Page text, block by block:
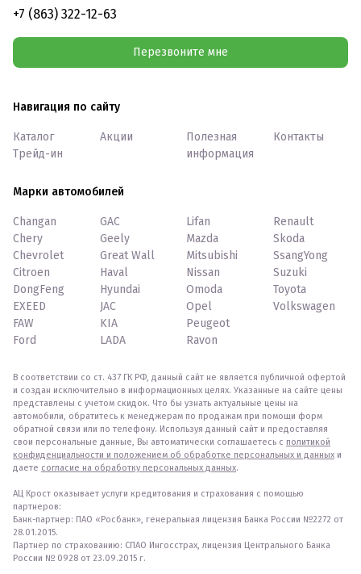
+7 (863) 322-12-63
Перезвоните мне
Навигация по сайту
Каталог
Трейд-ин
Акции
Полезная
информация
Контакты
Марки автомобилей
Changan
Chery
Chevrolet
Citroen
DongFeng
EXEED
FAW
Ford
GAC
Geely
Great Wall
Haval
Hyundai
JAC
KIA
LADA
Lifan
Mazda
Mitsubishi
Nissan
Omoda
Opel
Peugeot
Ravon
Renault
Skoda
SsangYong
Suzuki
Toyota
Volkswagen
В соответствии со ст. 437 ГК РФ, данный сайт не является публичной офертой
и создан исключительно в информационных целях. Указанные на сайте цены
представлены с учетом скидок. Что бы узнать актуальные цены на
автомобили, обратитесь к менеджерам по продажам при помощи форм
обратной связи или по телефону. Используя данный сайт и предоставляя
свои персональные данные, Вы автоматически соглашаетесь с политикой
конфиденциальности и положением об обработке персональных и данных и
даете согласие на обработку персональных данных.
АЦ Крост оказывает услуги кредитования и страхования с помощью
партнеров:
Банк-партнер: ПАО «Росбанк», генеральная лицензия Банка России №2272 от
28.01.2015.
Партнер по страхованию: СПАО Ингосстрах, лицензия Центрального Банка
России № 0928 от 23.09.2015 г.